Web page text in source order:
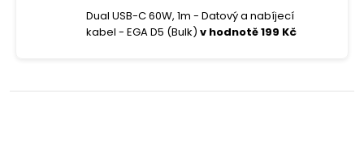
Dual USB-C 60W, 1m - Datový a nabíjecí
kabel - EGA D5 (Bulk) v hodnotě 199 Kč